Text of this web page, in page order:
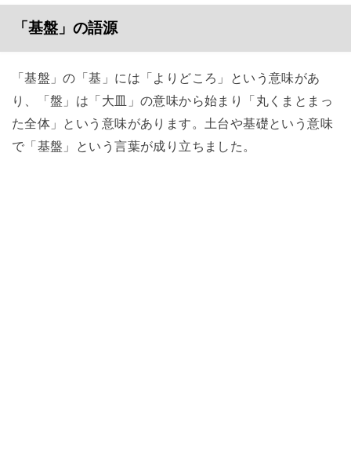
「基盤」の語源
「基盤」の「基」には「よりどころ」という意味があ
り、「盤」は「大皿」の意味から始まり「丸くまとまっ
た全体」という意味があります。土台や基礎という意味
で「基盤」という言葉が成り立ちました。